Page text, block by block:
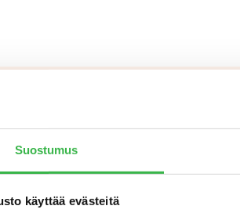
Suostumus
käyttää evästeitä
ensisijaisesti verkkolaskuina.